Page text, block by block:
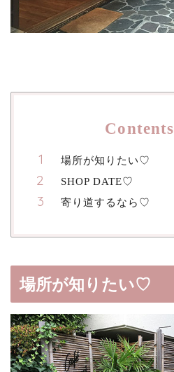
Contents
場所が知りたい♡
SHOP DATE♡
寄り道するなら♡
場所が知りたい♡